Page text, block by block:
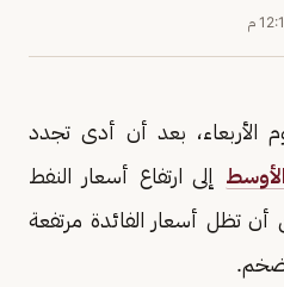
م
الأربعاء، بعد أن أدى تجدد
إلى ارتفاع أسعار النفط
أن تظل أسعار الفائدة مرتفعة